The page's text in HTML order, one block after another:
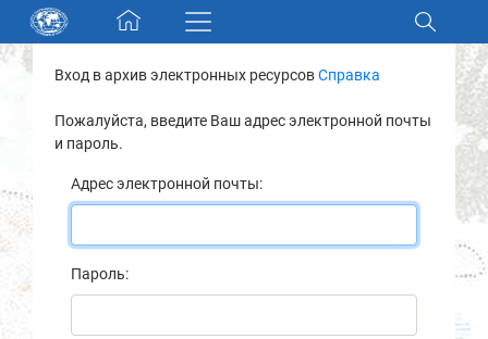
Skip navigation
Разделы и коллекции
Электронный каталог
Новости
О нас
Вход в архив электронных ресурсовСправка
Пожалуйста, введите Ваш адрес электронной почты
и пароль.
Адрес электронной почты:
Пароль: